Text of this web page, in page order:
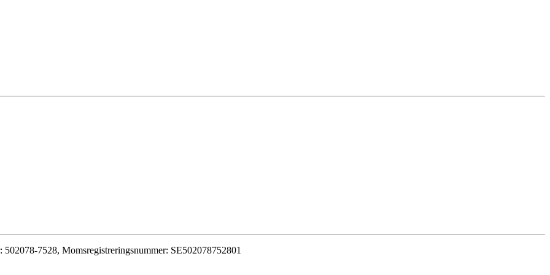
7528, Momsregistreringsnummer: SE502078752801